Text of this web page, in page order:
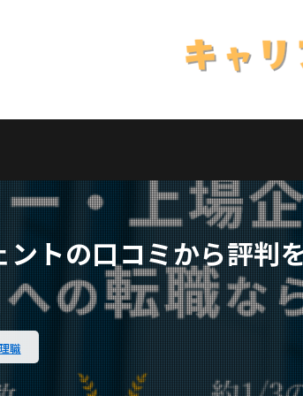
ントの口コミから評判
職